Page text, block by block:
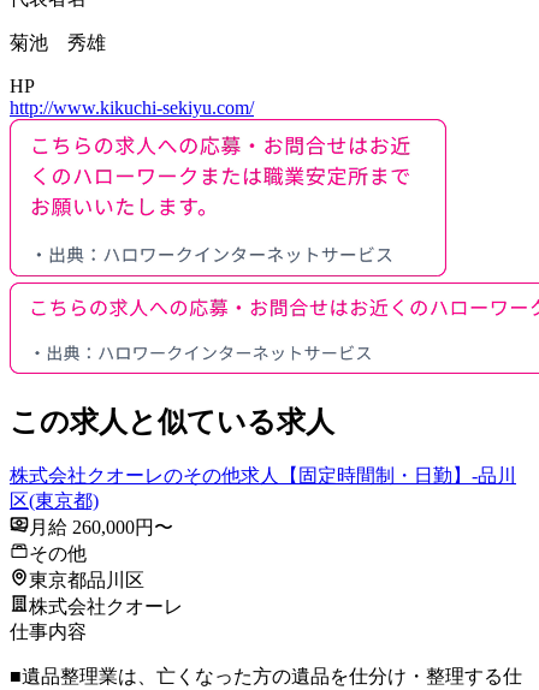
菊池 秀雄
HP
http://www.kikuchi-sekiyu.com/
この求人と似ている求人
株式会社クオーレのその他求人【固定時間制・日勤】-品川
区(東京都)
月給 260,000円〜
その他
東京都品川区
株式会社クオーレ
仕事内容
■遺品整理業は、亡くなった方の遺品を仕分け・整理する仕